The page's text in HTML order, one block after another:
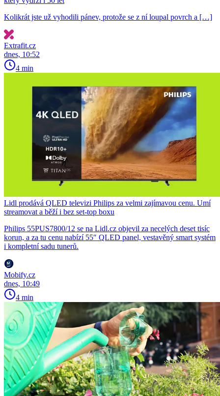
Kolikrát jste už vyhodili pánev, protože se z ní loupal povrch a […]
Extrafit.cz
dnes, 10:52
4 min
Lidl prodává QLED televizi Philips za velmi zajímavou cenu. Umí
streamovat a běží i bez set-top boxu
Philips 55PUS7800/12 se na Lidl.cz objevil za necelých deset tisíc
korun, a za tu cenu nabízí 55″ QLED panel, vestavěný smart systém
i kompletní sadu tunerů.
Mobify.cz
dnes, 10:49
4 min